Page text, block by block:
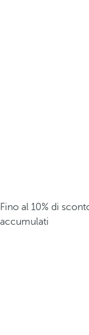
Fino al 10% di
accumulati